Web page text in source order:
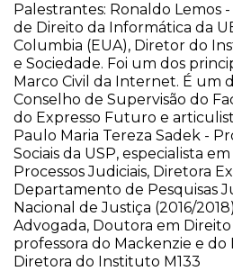
Palestrantes: Ronaldo Lemos
de Direito da Informática da
Columbia (EUA), Diretor do
e Sociedade. Foi um dos
Marco Civil da Internet. É um
Conselho de Supervisão do
do Expresso Futuro e
Paulo Maria Tereza Sadek -
Sociais da USP, especialista
Processos Judiciais, Diretora
Departamento de Pesquisas
Nacional de Justiça (2016/
Advogada, Doutora em
professora do Mackenzie e do
Diretora do Instituto M133